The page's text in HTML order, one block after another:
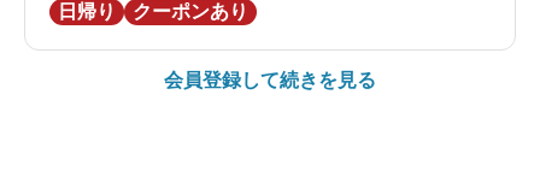
日帰り
クーポンあり
会員登録して続きを見る